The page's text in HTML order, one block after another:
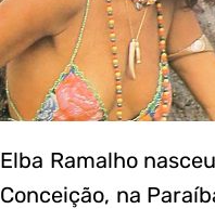
Elba Ramalho
Conceição, na